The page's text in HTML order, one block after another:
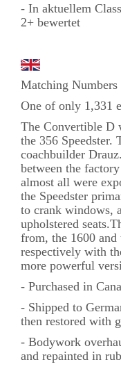
- In aktuellem
2+ bewertet
Matching Numbers
One of only 1,331
The Convertible D
the 356
coachbuilder
between the
almost all were
the Speedster
to crank windows,
upholstered
from, the 1600
respectively with
more powerful
- Purchased in
- Shipped to
then restored with
- Bodywork
and repainted in